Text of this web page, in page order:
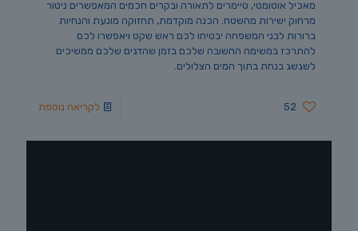
מאכיל אוטומטי, טיימרים לתאורה ובקרים חכמים המאפשרים ניטור
מרחוק ישירות מהשטח. הכנה מוקדמת, תחזוקה מונעת והנחיות
ברורות לבני המשפחה יבטיחו לכם ראש שקט ויאפשרו לכם
להתרכז במשימה החשובה שלכם בזמן שהדגים שלכם ממשיכים
לשגשג בנחת בתוך המים הצלולים.
52 לקריאה נוספת